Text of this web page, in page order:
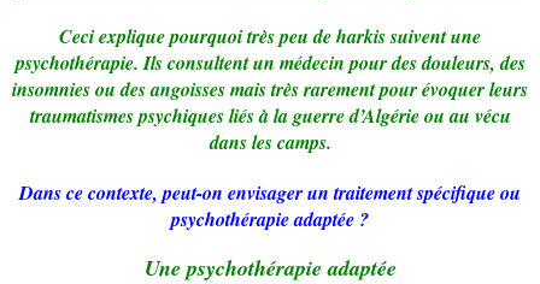
Ceci explique pourquoi très peu de harkis suivent une
psychothérapie. Ils consultent un médecin pour des douleurs, des
insomnies ou des angoisses mais très rarement pour évoquer leurs
traumatismes psychiques liés à la guerre d’Algérie ou au vécu
dans les camps.
Dans ce contexte, peut-on envisager un traitement spécifique ou
psychothérapie adaptée ?
Une psychothérapie adaptée